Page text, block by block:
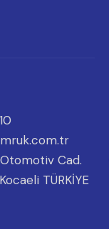
Cad.
TÜRKİYE